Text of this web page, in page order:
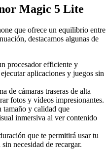
Magic 5 Lite
que ofrece un equilibrio entre
destacamos algunas de
procesador efficiente y
aplicaciones y juegos sin
de cámaras traseras de alta
fotos y vídeos impresionantes.
tamaño y calidad que
inmersiva al ver contenido
que te permitirá usar tu
necesidad de recargar.